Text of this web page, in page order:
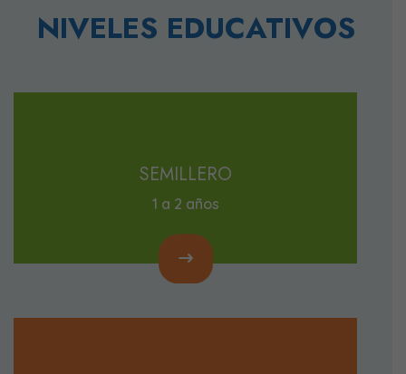
NIVELES EDUCATIVOS
SEMILLERO
1 a 2 años